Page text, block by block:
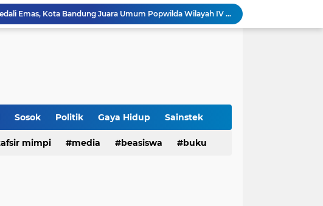
Agama: Catatan untuk Munas-Kobes NU
Dari UAS Berbasis Proyek, Mahasiswa AFI dan S2 Studi Agama-Agama UIN Bandung Hadirkan Seminar dan Pentas Seni Moderasi Beragama
Sosok Politik Gaya Hidup Sainstek
mimpi media beasiswa buku